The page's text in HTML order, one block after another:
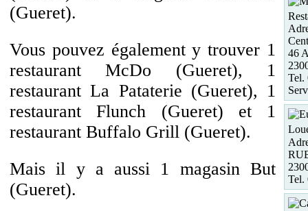
(Gueret).
Vous pouvez également y trouver 1
restaurant McDo (Gueret), 1
restaurant La Pataterie (Gueret), 1
restaurant Flunch (Gueret) et 1
restaurant Buffalo Grill (Gueret).
Mais il y a aussi 1 magasin But
(Gueret).
46
Tel.
Tel.